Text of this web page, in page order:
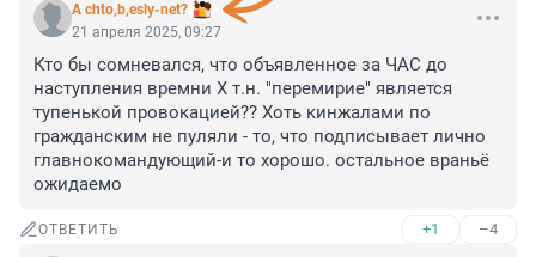
A chto,b,esly-net?
21 апреля 2025, 09:27
Кто бы сомневался, что объявленное за ЧАС до
наступления времни X т.н. "перемирие" является
тупенькой провокацией?? Хоть кинжалами по
гражданским не пуляли - то, что подписывает лично
главнокомандующий-и то хорошо. остальное враньё
ожидаемо
ОТВЕТИТЬ +1 –4